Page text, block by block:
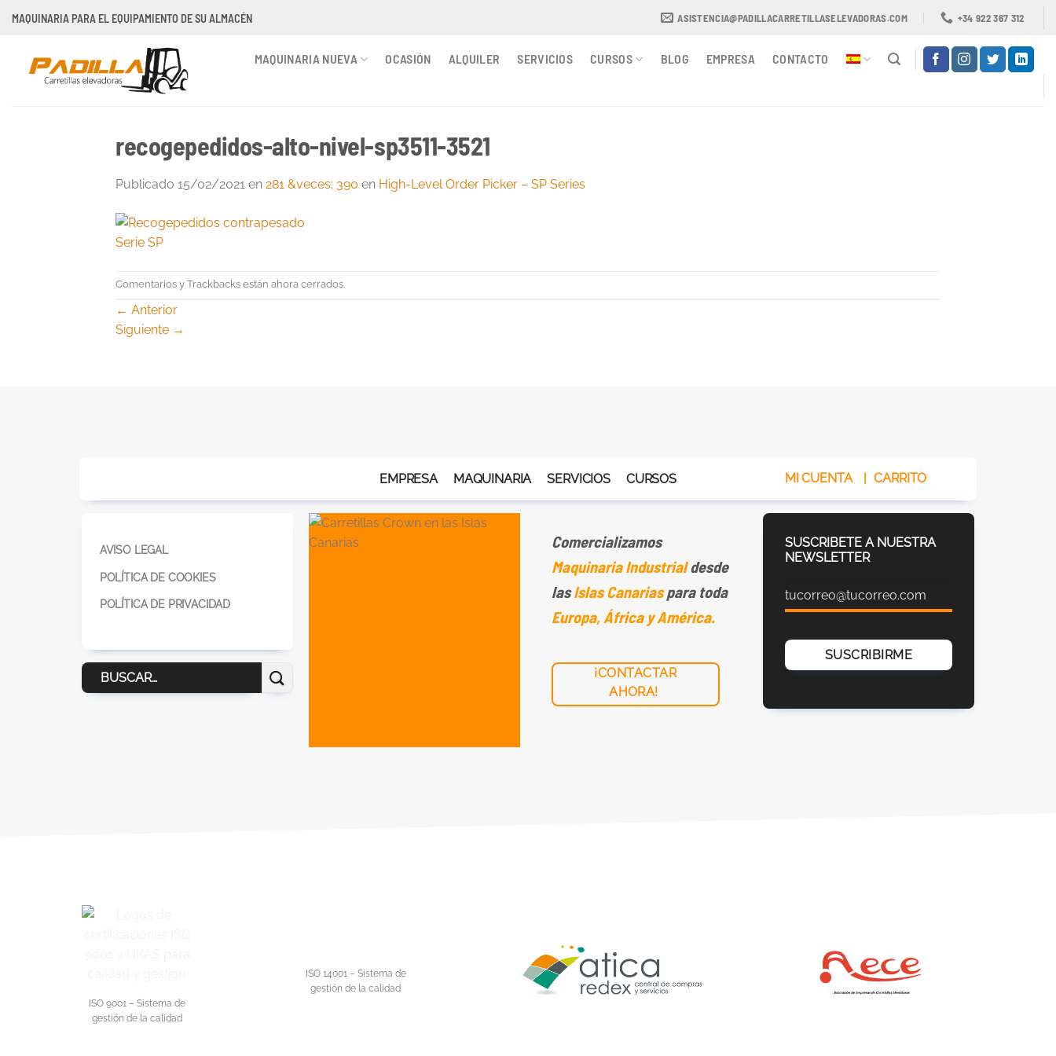
MAQUINARIA PARA EL EQUIPAMIENTO DE SU ALMACÉN ASISTENCIA@PADILLACARRETILLASELEVADORAS.COM +34 922 367 312
MAQUINARIA NUEVA OCASIÓN ALQUILER SERVICIOS CURSOS BLOG EMPRESA CONTACTO
recogepedidos-alto-nivel-sp3511-3521
Publicado 15/02/2021 en 281 &veces; 390 en High-Level Order Picker – SP Series
Comentarios y Trackbacks están ahora cerrados.
← Anterior
Siguiente →
EMPRESA MAQUINARIA SERVICIOS CURSOS MI CUENTA | CARRITO
AVISO LEGAL
POLÍTICA DE COOKIES
POLÍTICA DE PRIVACIDAD
Buscar
por:
Comercializamos
Maquinaria Industrialdesde
lasIslas Canariaspara toda
Europa, África y América.
¡CONTACTAR
AHORA!
SUSCRIBETE A NUESTRA
NEWSLETTER
ISO 9001 – Sistema de
gestión de la calidad
ISO 14001 – Sistema de
gestión de la calidad